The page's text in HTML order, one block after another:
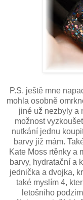
P.S. ještě mne
mohla osobně
jiné už nezbyly a
možnost
nutkání jednu
barvy již mám.
Kate Moss rtěnky a
barvy, hydratační a
jednička a dvojka,
také myslím 4,
letošního